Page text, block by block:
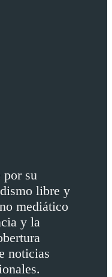
su
libre y
mediático
y la
noticias